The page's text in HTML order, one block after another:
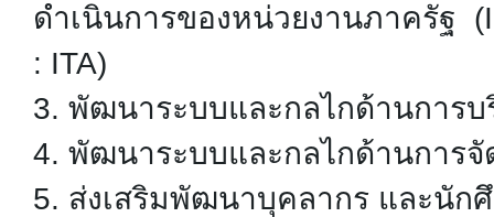
ดำเนินการของหน่วยงานภาครัฐ
: ITA)
3. พัฒนาระบบและกลไกด้านการบ
4. พัฒนาระบบและกลไกด้านการจั
5. ส่งเสริมพัฒนาบุคลากร และนั